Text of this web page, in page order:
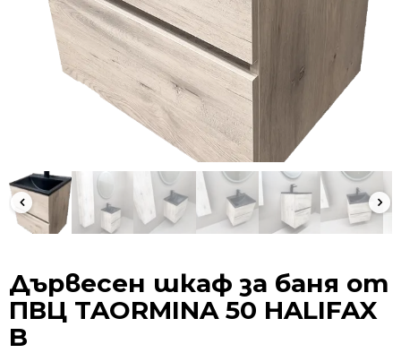
Дървесен шкаф за баня от
ПВЦ TAORMINA 50 HALIFAX
B